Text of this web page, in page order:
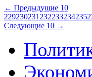
← Предыдущие 10
229230231 232233234235
Следующие 10 →